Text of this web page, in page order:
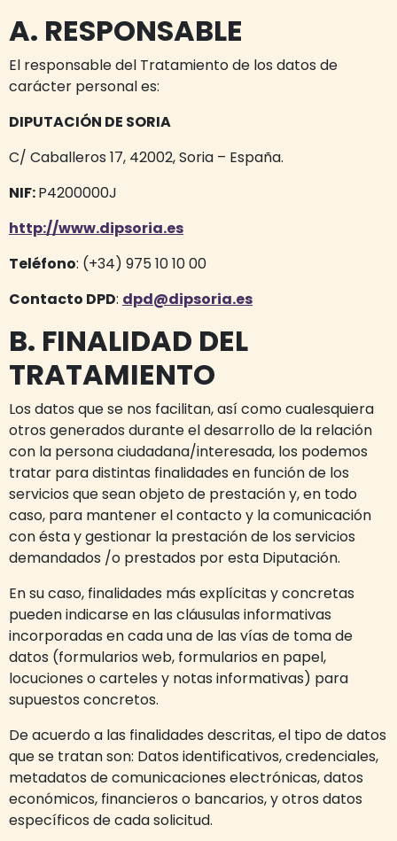
A. RESPONSABLE
El responsable del Tratamiento de los datos de
carácter personal es:
DIPUTACIÓN DE SORIA
C/ Caballeros 17, 42002, Soria – España.
NIF:P4200000J
http://www.dipsoria.es
Teléfono: (+34) 975 10 10 00
Contacto DPD: dpd@dipsoria.es
B. FINALIDAD DEL
TRATAMIENTO
Los datos que se nos facilitan, así como cualesquiera
otros generados durante el desarrollo de la relación
con la persona ciudadana/interesada, los podemos
tratar para distintas finalidades en función de los
servicios que sean objeto de prestación y, en todo
caso, para mantener el contacto y la comunicación
con ésta y gestionar la prestación de los servicios
demandados /o prestados por esta Diputación.
En su caso, finalidades más explícitas y concretas
pueden indicarse en las cláusulas informativas
incorporadas en cada una de las vías de toma de
datos (formularios web, formularios en papel,
locuciones o carteles y notas informativas) para
supuestos concretos.
De acuerdo a las finalidades descritas, el tipo de datos
que se tratan son: Datos identificativos, credenciales,
metadatos de comunicaciones electrónicas, datos
económicos, financieros o bancarios, y otros datos
específicos de cada solicitud.